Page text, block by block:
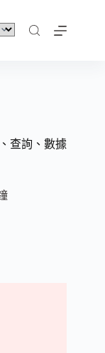
查詢、數據